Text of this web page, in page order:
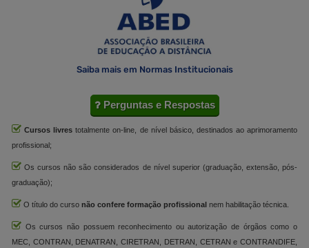
Saiba mais em Normas Institucionais
Perguntas e Respostas
Cursos livres totalmente on-line, de nível básico, destinados ao aprimoramento
profissional;
Os cursos não são considerados de nível superior (graduação, extensão, pós-
graduação);
O título do curso não confere formação profissional nem habilitação técnica.
Os cursos não possuem reconhecimento ou autorização de órgãos como o
MEC, CONTRAN, DENATRAN, CIRETRAN, DETRAN, CETRAN e CONTRANDIFE,